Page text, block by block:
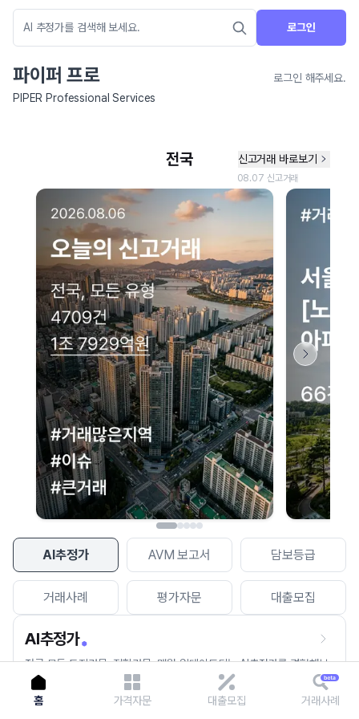
로그인
파이퍼 프로
로그인 해주세요.
PIPER Professional Services
AI추정가 AVM 보고서 담보등급
거래사례 평가자문 대출모집
AI추정가
전국 모든 토지건물, 집합건물, 매월 업데이트되는 AI추정가를 경험해보
세요.
네이버 지도 연결 안내
현재 네이버 지도 연결이 원활하지 않아 지도를 불러올 수 없습니다.
이용에 불편을 드려 죄송합니다.
다시 시도
홈 가격자문 대출모집 거래사례